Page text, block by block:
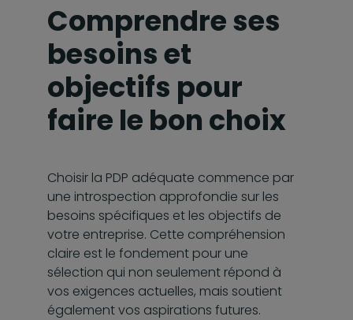
Comprendre ses
besoins et
objectifs pour
faire le bon choix
Choisir la PDP adéquate commence par
une introspection approfondie sur les
besoins spécifiques et les objectifs de
votre entreprise. Cette compréhension
claire est le fondement pour une
sélection qui non seulement répond à
vos exigences actuelles, mais soutient
également vos aspirations futures.